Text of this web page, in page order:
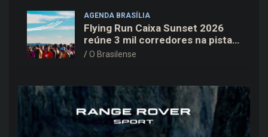
AGENDA BRASÍLIA
Flying Run Caixa Sunset 2026
reúne 3 mil corredores na pista
do Aeroporto de Brasília neste
O Brasilense